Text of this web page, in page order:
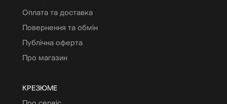
Оплата та доставка
Повернення та обмін
Публічна оферта
Про магазин
КРЕЗЮМЕ